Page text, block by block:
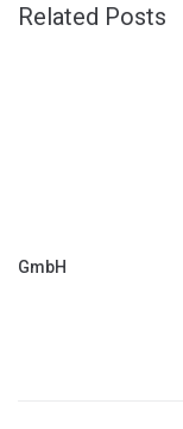
Related Posts
GmbH